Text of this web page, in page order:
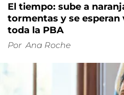
El tiempo: sube a
tormentas y se
toda la PBA
Por Ana Roche